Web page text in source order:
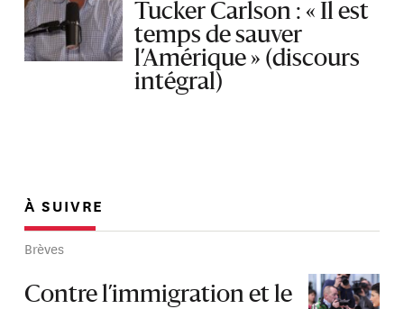
Tucker Carlson : « Il est
temps de sauver
l’Amérique » (discours
intégral)
À SUIVRE
Brèves
Contre l’immigration et le